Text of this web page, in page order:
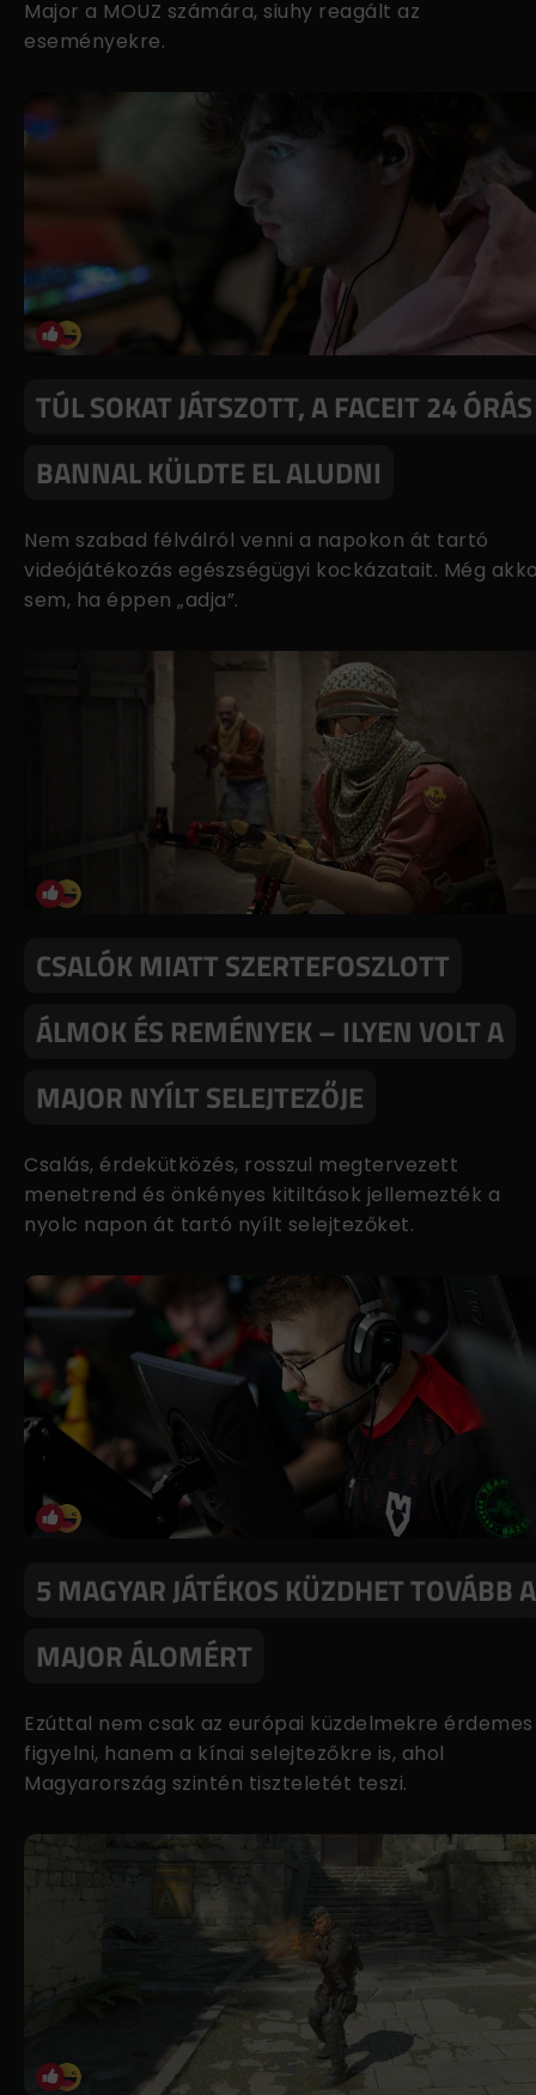
Major a MOUZ számára, siuhy reagált az
eseményekre.
TÚL SOKAT JÁTSZOTT, A FACEIT 24 ÓRÁS
BANNAL KÜLDTE EL ALUDNI
Nem szabad félválról venni a napokon át tartó
videójátékozás egészségügyi kockázatait. Még
sem, ha éppen „adja”.
CSALÓK MIATT SZERTEFOSZLOTT
ÁLMOK ÉS REMÉNYEK – ILYEN VOLT A
MAJOR NYÍLT SELEJTEZŐJE
Csalás, érdekütközés, rosszul megtervezett
menetrend és önkényes kitiltások jellemezték a
nyolc napon át tartó nyílt selejtezőket.
5 MAGYAR JÁTÉKOS KÜZDHET TOVÁBB A
MAJOR ÁLOMÉRT
Ezúttal nem csak az európai küzdelmekre érdemes
figyelni, hanem a kínai selejtezőkre is, ahol
Magyarország szintén tiszteletét teszi.